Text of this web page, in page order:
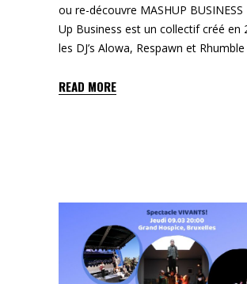
ou re-découvre MASHUP
Up Business est un collectif créé en
les DJ’s Alowa, Respawn et
READ MORE